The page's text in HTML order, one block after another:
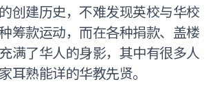
创建历史，不难发现英校与华校
筹款运动，而在各种捐款、盖楼
满了华人的身影，其中有很多人
耳熟能详的华教先贤。